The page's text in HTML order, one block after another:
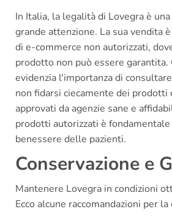
In Italia, la legalità di Lovegra è
grande attenzione. La sua vendita
di e-commerce non autorizzati,
prodotto non può essere
evidenzia l'importanza di
non fidarsi ciecamente dei prodotti
approvati da agenzie sane e
prodotti autorizzati è
benessere delle pazienti.
Conservazione e
Mantenere Lovegra in condizioni
Ecco alcune raccomandazioni per